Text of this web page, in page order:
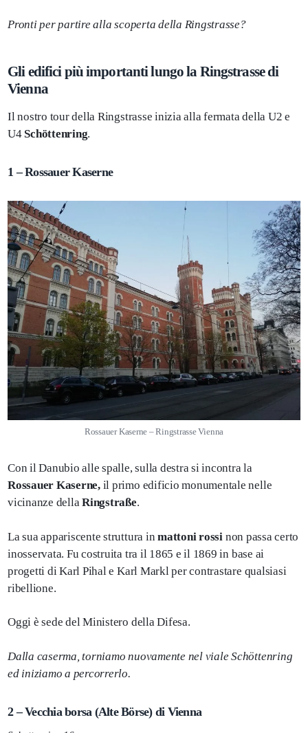
Pronti per partire alla scoperta della Ringstrasse?
Gli edifici più importanti lungo la Ringstrasse di
Vienna
Il nostro tour della Ringstrasse inizia alla fermata della U2 e
U4 Schöttenring.
1 – Rossauer Kaserne
Rossauer Kaserne – Ringstrasse Vienna
Con il Danubio alle spalle, sulla destra si incontra la
Rossauer Kaserne,il primo edificio monumentale nelle
vicinanze dellaRingstraße.
La sua appariscente struttura inmattoni rossi non passa certo
inosservata. Fu costruita tra il 1865 e il 1869 in base ai
progetti di Karl Pihal e Karl Markl per contrastare qualsiasi
ribellione.
Oggi è sede del Ministero della Difesa.
Dalla caserma, torniamo nuovamente nel viale Schöttenring
ed iniziamo a percorrerlo.
2 – Vecchia borsa (Alte Börse) di Vienna